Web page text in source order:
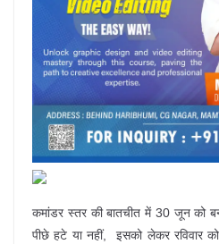
कमांडर स्तर की बातचीत में 30 जून को
पीछे हटे या नहीं, इसको लेकर रविवार